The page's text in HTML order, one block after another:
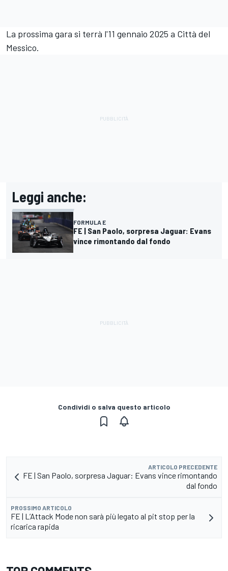
La prossima gara si terrà l'11 gennaio 2025 a Città del
Messico.
Leggi anche:
FORMULA E
FE | San Paolo, sorpresa Jaguar: Evans
vince rimontando dal fondo
Condividi o salva questo articolo
ARTICOLO PRECEDENTE
FE | San Paolo, sorpresa Jaguar: Evans vince rimontando
dal fondo
PROSSIMO ARTICOLO
FE | L’Attack Mode non sarà più legato al pit stop per la
ricarica rapida